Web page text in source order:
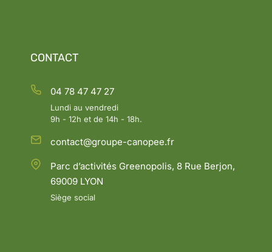
CONTACT
04 78 47 47 27
Lundi au vendredi
9h - 12h et de 14h - 18h.
contact@groupe-canopee.fr
Parc d’activités Greenopolis, 8 Rue Berjon,
69009 LYON
Siège social